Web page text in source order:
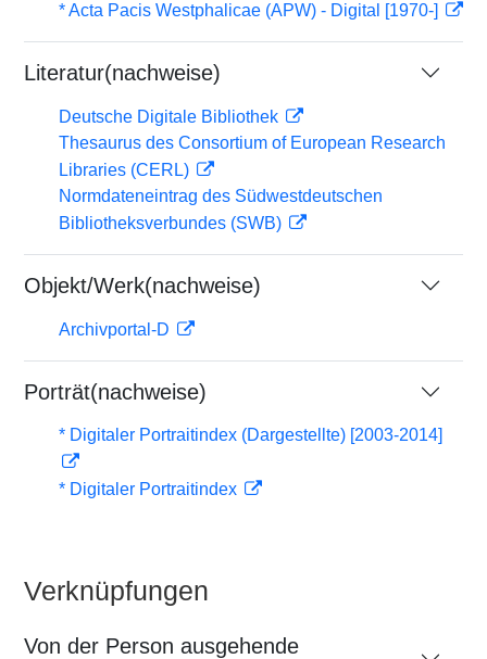
* Acta Pacis Westphalicae (APW) - Digital [1970-]
Literatur(nachweise)
Deutsche Digitale Bibliothek
Thesaurus des Consortium of European Research
Libraries (CERL)
Normdateneintrag des Südwestdeutschen
Bibliotheksverbundes (SWB)
Objekt/Werk(nachweise)
Archivportal-D
Porträt(nachweise)
* Digitaler Portraitindex (Dargestellte) [2003-2014]
* Digitaler Portraitindex
Verknüpfungen
Von der Person ausgehende